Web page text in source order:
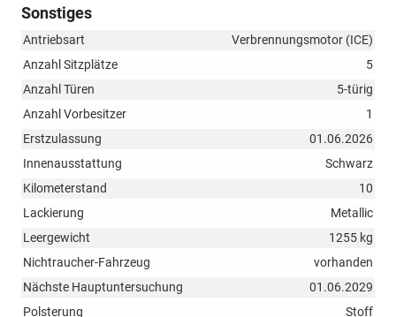
Sonstiges
Antriebsart
Verbrennungsmotor (ICE)
Anzahl Sitzplätze
5
Anzahl Türen
5-türig
Anzahl Vorbesitzer
1
Erstzulassung
01.06.2026
Innenausstattung
Schwarz
Kilometerstand
10
Lackierung
Metallic
Leergewicht
1255 kg
Nichtraucher-Fahrzeug
vorhanden
Nächste Hauptuntersuchung
01.06.2029
Polsterung
Stoff